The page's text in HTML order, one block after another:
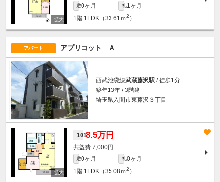
敷0ヶ月 礼1ヶ月
1階 1LDK（33.61ｍ2 ）
アパート アプリコット Ａ
西武池袋線武蔵藤沢駅 / 徒歩1分
築年13年 / 3階建
埼玉県入間市東藤沢３丁目
1018.5万円
7,000円
敷0ヶ月 礼0ヶ月
1階 1LDK（35.08ｍ2 ）